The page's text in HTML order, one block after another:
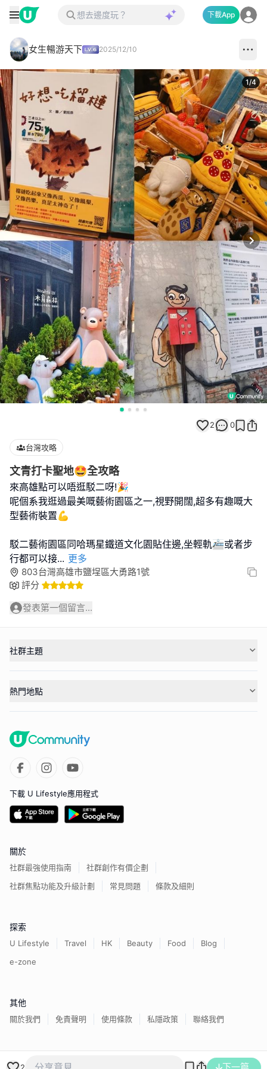
下載App
女生暢游天下 2025/12/10
1/4
2 0
台灣攻略
文青打卡聖地🤩全攻略
來高雄點可以唔逛駁二呀!🎉
呢個系我逛過最美嘅藝術園區之一,視野開闊,超多有趣嘅大
型藝術裝置💪
駁二藝術園區同哈瑪星鐵道文化園貼住邊,坐輕軌🚈或者步
行都可以接... 更多
803台灣高雄市鹽埕區大勇路1號
評分
發表第一個留言...
2
社群主題
熱門地點
下載 U Lifestyle應用程式
關於
社群最強使用指南
社群創作有價企劃
社群焦點功能及升級計劃
常見問題 條款及細則
探索
U Lifestyle Travel HK Beauty Food
Blog
e-zone
其他
關於我們 免責聲明 使用條款 私隱政策 聯絡我們
香港經濟日報版權所有©